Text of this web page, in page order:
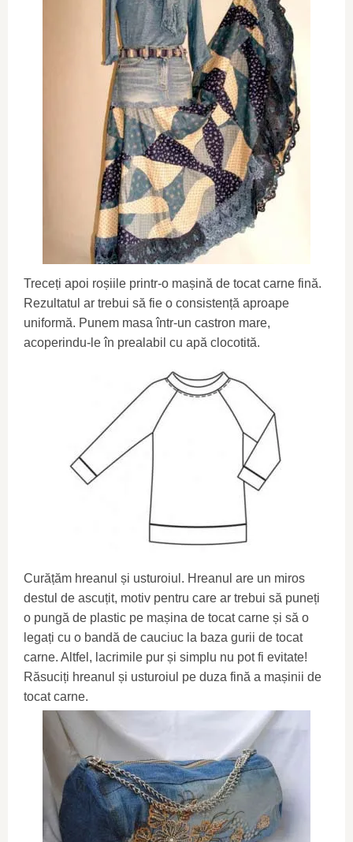
Treceți apoi roșiile printr-o mașină de tocat carne fină.
Rezultatul ar trebui să fie o consistență aproape
uniformă. Punem masa într-un castron mare,
acoperindu-le în prealabil cu apă clocotită.
Curățăm hreanul și usturoiul. Hreanul are un miros
destul de ascuțit, motiv pentru care ar trebui să puneți
o pungă de plastic pe mașina de tocat carne și să o
legați cu o bandă de cauciuc la baza gurii de tocat
carne. Altfel, lacrimile pur și simplu nu pot fi evitate!
Răsuciți hreanul și usturoiul pe duza fină a mașinii de
tocat carne.